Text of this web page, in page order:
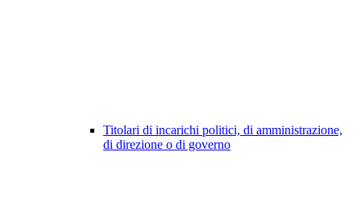
Titolari di incarichi politici, di amministrazione,
di direzione o di governo